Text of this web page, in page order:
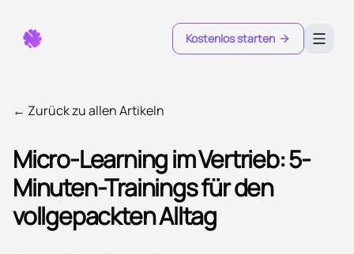
Kostenlos starten
← Zurück zu allen Artikeln
Micro-Learning im Vertrieb: 5-
Minuten-Trainings für den
vollgepackten Alltag